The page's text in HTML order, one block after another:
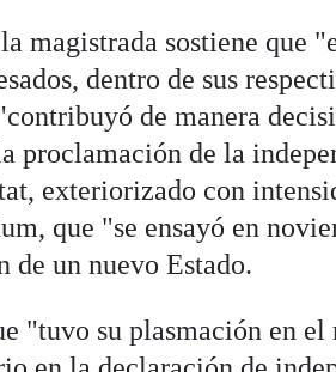
magistrada sostiene que
dentro de sus
de manera
proclamación de la
exteriorizado con
que "se ensayó en
de un nuevo Estado.
"tuvo su plasmación en